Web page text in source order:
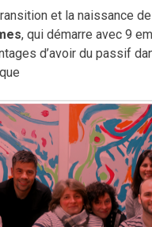
et la naissance de
, qui démarre avec 9
d’avoir du passif